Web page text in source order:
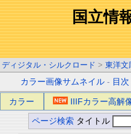
国立情
ディジタル・シルクロード > 東洋文
カラー画像サムネイル - 目次
カラー IIIFカラー高解
ページ検索 タイトル